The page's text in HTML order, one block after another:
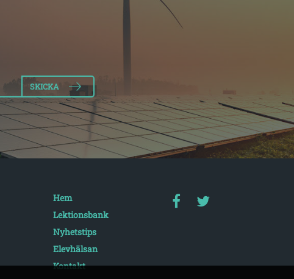
Hem
Lektionsbank
Nyhetstips
Elevhälsan
Kontakt